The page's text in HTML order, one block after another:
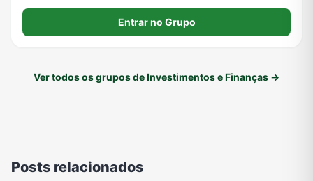
Entrar no Grupo
Ver todos os grupos de Investimentos e Finanças →
Posts relacionados